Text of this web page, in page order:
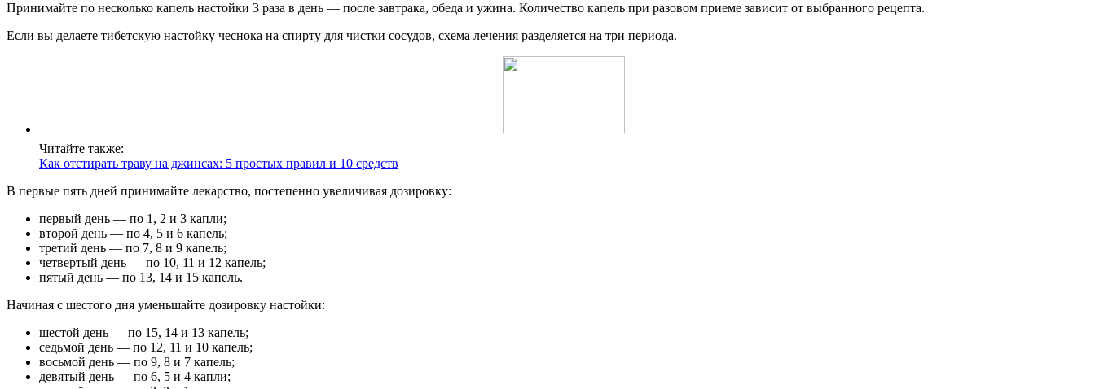
Принимайте по несколько капель настойки 3 раза в день — после завтрака, обеда и ужина. Количество капель при разовом приеме зависит от выбранного рецепта.
Если вы делаете тибетскую настойку чеснока на спирту для чистки сосудов, схема лечения разделяется на три периода.
Читайте также:
Как отстирать траву на джинсах: 5 простых правил и 10 средств
В первые пять дней принимайте лекарство, постепенно увеличивая дозировку:
первый день — по 1, 2 и 3 капли;
второй день — по 4, 5 и 6 капель;
третий день — по 7, 8 и 9 капель;
четвертый день — по 10, 11 и 12 капель;
пятый день — по 13, 14 и 15 капель.
Начиная с шестого дня уменьшайте дозировку настойки:
шестой день — по 15, 14 и 13 капель;
седьмой день — по 12, 11 и 10 капель;
восьмой день — по 9, 8 и 7 капель;
девятый день — по 6, 5 и 4 капли;